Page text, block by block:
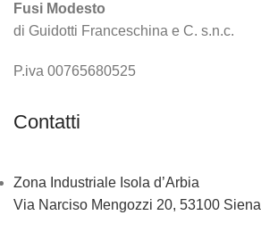
Fusi Modesto
di Guidotti Franceschina e C. s.n.c.
P.iva 00765680525
Contatti
Zona Industriale Isola d’Arbia
Via Narciso Mengozzi 20, 53100 Siena